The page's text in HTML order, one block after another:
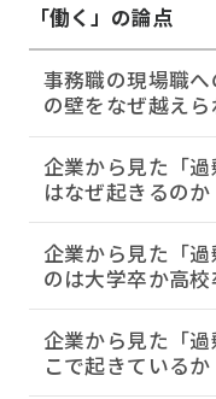
「働く」の論点
事務職の現場職
の壁をなぜ越え
企業から見た「
はなぜ起きるの
企業から見た「
のは大学卒か高
企業から見た「
こで起きている